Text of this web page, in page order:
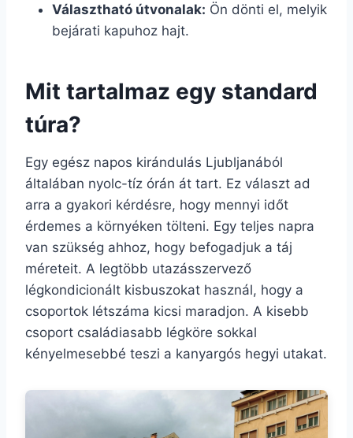
Választható útvonalak: Ön dönti el, melyik
bejárati kapuhoz hajt.
Mit tartalmaz egy standard
túra?
Egy egész napos kirándulás Ljubljanából
általában nyolc-tíz órán át tart. Ez választ ad
arra a gyakori kérdésre, hogy mennyi időt
érdemes a környéken tölteni. Egy teljes napra
van szükség ahhoz, hogy befogadjuk a táj
méreteit. A legtöbb utazásszervező
légkondicionált kisbuszokat használ, hogy a
csoportok létszáma kicsi maradjon. A kisebb
csoport családiasabb légköre sokkal
kényelmesebbé teszi a kanyargós hegyi utakat.